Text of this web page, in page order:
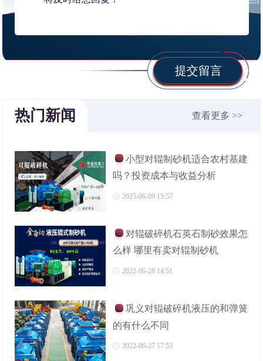
提交留言
热门新闻 查看更多 >>
小型对辊制砂机适合农村基建
吗？投资成本与收益分析
2025-06-09 15:57
对辊破碎机石英石制砂效果怎
么样 哪里有卖对辊制砂机
2022-06-28 14:51
巩义对辊破碎机液压的和弹簧
的有什么不同
2022-06-27 17:53